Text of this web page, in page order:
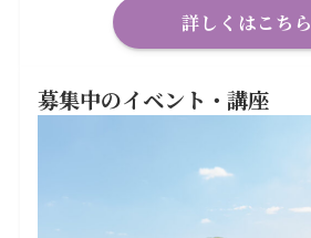
詳しくはこちら
募集中のイベント・講座